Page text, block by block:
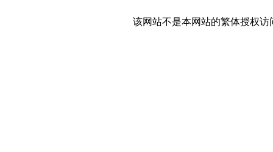
该网站不是本网站的繁体授权